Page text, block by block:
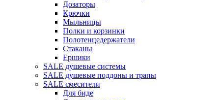
Дозаторы
Крючки
Мыльницы
Полки и корзинки
Полотенцедержатели
Стаканы
Ершики
SALE душевые системы
SALE душевые поддоны и трапы
SALE смесители
Для биде